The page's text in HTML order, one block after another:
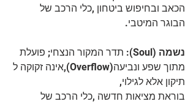
הכאב ובחיפוש ביטחון ,כלי הרכב של
הבוגר המיטבי.
נשמה
(Soul): תדר המקור הנצחי; פועלת
מתוך שפע ונביעה(Overflow),אינה זקוקה ל
תיקון אלא לגילוי,
בוראת מציאות חדשה ,כלי הרכב של